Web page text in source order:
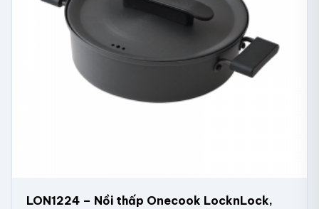
LON1224 – Nồi thấp Onecook LocknLock,